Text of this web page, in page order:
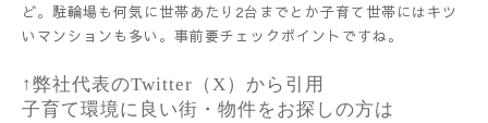
ど。駐輪場も何気に世帯あたり2台までとか子育て世帯にはキツ
いマンションも多い。事前要チェックポイントですね。
↑弊社代表のTwitter（X）から引用
子育て環境に良い街・物件をお探しの方は